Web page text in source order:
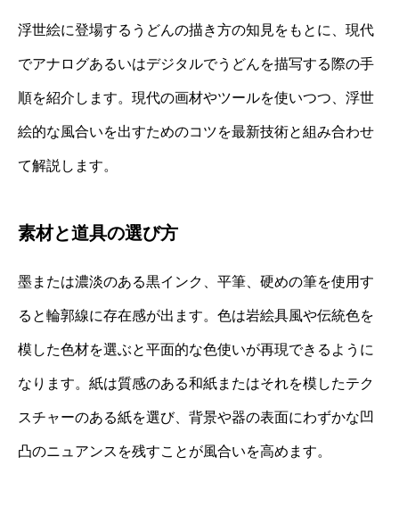
浮世絵に登場するうどんの描き方の知見をもとに、現代
でアナログあるいはデジタルでうどんを描写する際の手
順を紹介します。現代の画材やツールを使いつつ、浮世
絵的な風合いを出すためのコツを最新技術と組み合わせ
て解説します。
素材と道具の選び方
墨または濃淡のある黒インク、平筆、硬めの筆を使用す
ると輪郭線に存在感が出ます。色は岩絵具風や伝統色を
模した色材を選ぶと平面的な色使いが再現できるように
なります。紙は質感のある和紙またはそれを模したテク
スチャーのある紙を選び、背景や器の表面にわずかな凹
凸のニュアンスを残すことが風合いを高めます。